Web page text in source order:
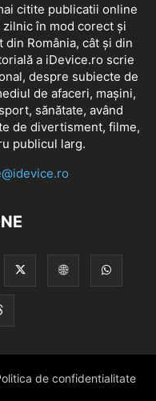
citite publicatii online
în mod corect și
România, cât și din
a iDevice.ro scrie
despre subiecte de
de afaceri, mașini,
sănătate, având
de divertisment, filme,
publicul larg.
de confidentialitate